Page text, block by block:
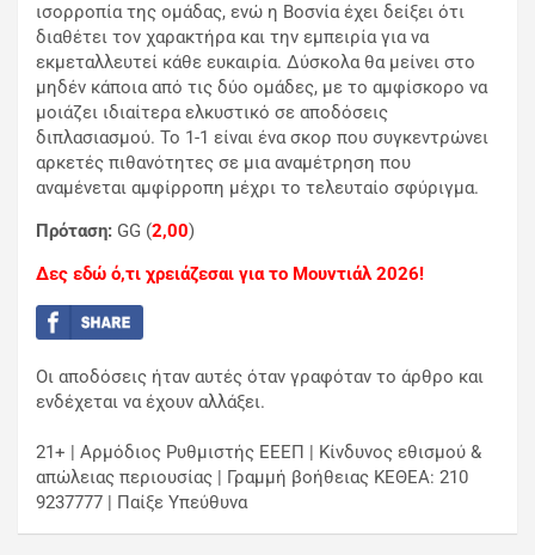
ισορροπία της ομάδας, ενώ η Βοσνία έχει δείξει ότι
διαθέτει τον χαρακτήρα και την εμπειρία για να
εκμεταλλευτεί κάθε ευκαιρία. Δύσκολα θα μείνει στο
μηδέν κάποια από τις δύο ομάδες, με το αμφίσκορο να
μοιάζει ιδιαίτερα ελκυστικό σε αποδόσεις
διπλασιασμού. Το 1-1 είναι ένα σκορ που συγκεντρώνει
αρκετές πιθανότητες σε μια αναμέτρηση που
αναμένεται αμφίρροπη μέχρι το τελευταίο σφύριγμα.
Πρόταση: GG (2,00)
Δες εδώ ό,τι χρειάζεσαι για το Μουντιάλ 2026!
Οι αποδόσεις ήταν αυτές όταν γραφόταν το άρθρο και
ενδέχεται να έχουν αλλάξει.
21+ | Αρμόδιος Ρυθμιστής ΕΕΕΠ | Κίνδυνος εθισμού &
απώλειας περιουσίας | Γραμμή βοήθειας ΚΕΘΕΑ: 210
9237777 | Παίξε Υπεύθυνα